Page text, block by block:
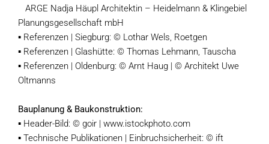
ARGE Nadja Häupl Architektin – Heidelmann & Klingebiel
Planungsgesellschaft mbH
▪ Referenzen | Siegburg: © Lothar Wels, Roetgen
▪ Referenzen | Glashütte: © Thomas Lehmann, Tauscha
▪ Referenzen | Oldenburg: © Arnt Haug | © Architekt Uwe
Oltmanns
Bauplanung & Baukonstruktion:
▪ Header-Bild: © goir | www.istockphoto.com
▪ Technische Publikationen | Einbruchsicherheit: © ift